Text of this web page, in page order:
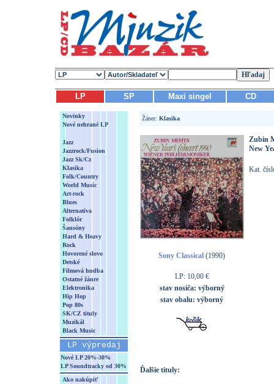
LP SP Maxi singel CD
Novinky
Nové nehrané LP
Jazz
Jazzrock/Fusion
Jazz Sk/Cz
Klasika
Folk/Country
World Music
Art-rock
Blues
Alternatíva
Folklór
Šansóny
Hard & Heavy
Rock
Hovorené slovo
Detské
Filmová hudba
Ostatné žánre
Elektronika
Hip Hop
Pop 80s
SK/CZ tituly
Muzikál
Black Music
LP výpredaj
Nové LP 20%-30%
LP Soundtracky od 30%
Ako nakúpiť
Žáner: Klasika
Sony Classical (1990)
LP: 10,00 €
stav nosiča: výborný
stav obalu: výborný
Zubin
New
Kat.
Ďalšie tituly: